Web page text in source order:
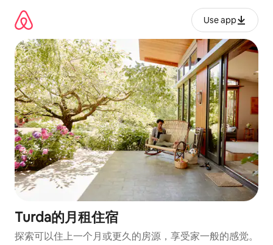
Use app
Turda的月租住宿
探索可以住上一个月或更久的房源，享受家一般的感觉。